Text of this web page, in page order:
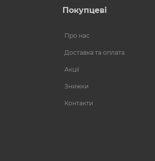
Покупцеві
Про нас
Доставка та оплата
Акції
Знижки
Контакти